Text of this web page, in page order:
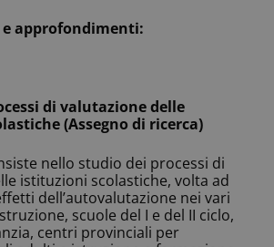
approfondimenti:
di valutazione delle
(Assegno di ricerca)
nello studio dei processi di
istituzioni scolastiche, volta ad
dell’autovalutazione nei vari
scuole del I e del II ciclo,
centri provinciali per